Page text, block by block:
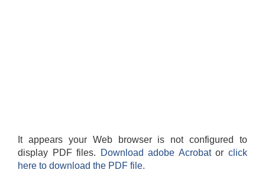
It appears your Web browser is not configured to
display PDF files.
Download adobe Acrobatorclick
here to download the PDF file.